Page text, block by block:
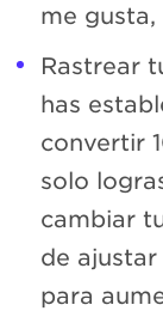
me
Rastrear
has
convertir
solo
cambiar
de
para